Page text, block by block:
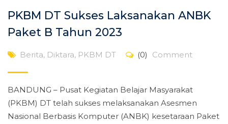
PKBM DT Sukses Laksanakan ANBK
Paket B Tahun 2023
Berita, Diktara, PKBM DT (0) Comment
BANDUNG – Pusat Kegiatan Belajar Masyarakat
(PKBM) DT telah sukses melaksanakan Asesmen
Nasional Berbasis Komputer (ANBK) kesetaraan Paket